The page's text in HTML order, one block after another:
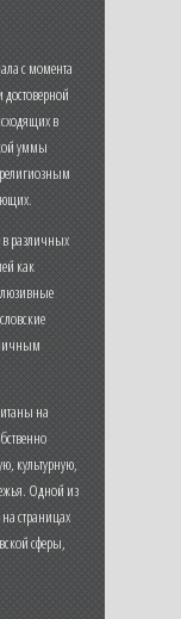
с момента
в
уммы
в различных
как
на
культурную,
Одной из
страницах
сферы,